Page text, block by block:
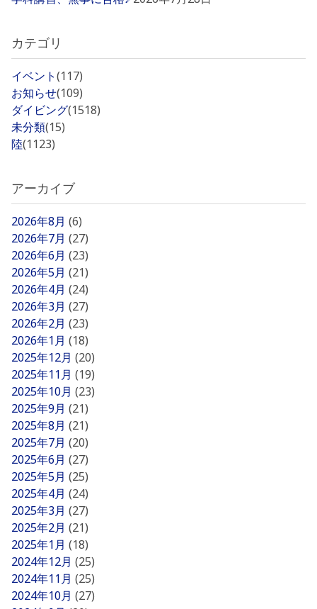
カテゴリ
イベント(117)
お知らせ(109)
ダイビング(1518)
未分類(15)
陸(1123)
アーカイブ
2026年8月 (6)
2026年7月 (27)
2026年6月 (23)
2026年5月 (21)
2026年4月 (24)
2026年3月 (27)
2026年2月 (23)
2026年1月 (18)
2025年12月 (20)
2025年11月 (19)
2025年10月 (23)
2025年9月 (21)
2025年8月 (21)
2025年7月 (20)
2025年6月 (27)
2025年5月 (25)
2025年4月 (24)
2025年3月 (27)
2025年2月 (21)
2025年1月 (18)
2024年12月 (25)
2024年11月 (25)
2024年10月 (27)